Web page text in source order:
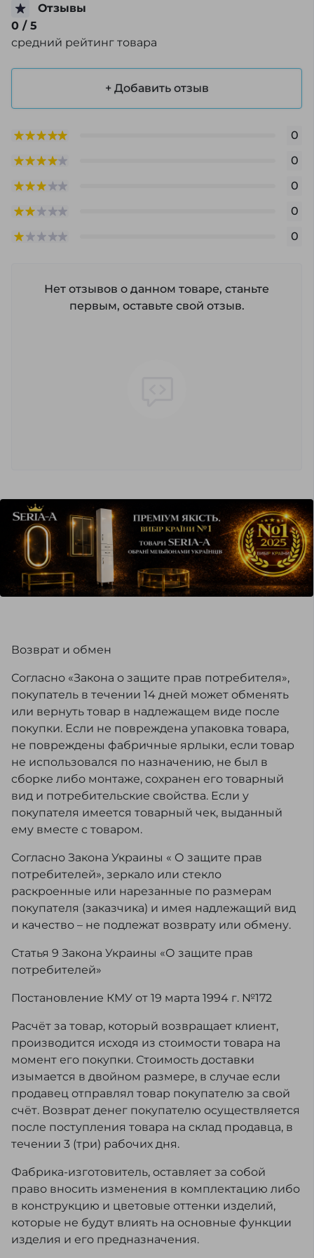
Отзывы
0 / 5
средний рейтинг товара
+ Добавить отзыв
0
0
0
0
0
Нет отзывов о данном товаре, станьте
первым, оставьте свой отзыв.
Возврат и обмен
Согласно «Закона о защите прав потребителя»,
покупатель в течении 14 дней может обменять
или вернуть товар в надлежащем виде после
покупки. Если не повреждена упаковка товара,
не повреждены фабричные ярлыки, если товар
не использовался по назначению, не был в
сборке либо монтаже, сохранен его товарный
вид и потребительские свойства. Если у
покупателя имеется товарный чек, выданный
ему вместе с товаром.
Согласно Закона Украины « О защите прав
потребителей», зеркало или стекло
раскроенные или нарезанные по размерам
покупателя (заказчика) и имея надлежащий вид
и качество – не подлежат возврату или обмену.
Статья 9 Закона Украины «О защите прав
потребителей»
Постановление КМУ от 19 марта 1994 г. №172
Расчёт за товар, который возвращает клиент,
производится исходя из стоимости товара на
момент его покупки. Стоимость доставки
изымается в двойном размере, в случае если
продавец отправлял товар покупателю за свой
счёт. Возврат денег покупателю осуществляется
после поступления товара на склад продавца, в
течении 3 (три) рабочих дня.
Фабрика-изготовитель, оставляет за собой
право вносить изменения в комплектацию либо
в конструкцию и цветовые оттенки изделий,
которые не будут влиять на основные функции
изделия и его предназначения.